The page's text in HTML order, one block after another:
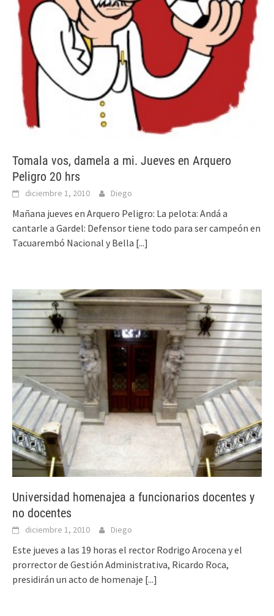
Tomala vos, damela a mi. Jueves en Arquero
Peligro 20 hrs
diciembre 1, 2010 Diego
Mañana jueves en Arquero Peligro: La pelota: Andá a
cantarle a Gardel: Defensor tiene todo para ser campeón en
Tacuarembó Nacional y Bella [...]
Universidad homenajea a funcionarios docentes y
no docentes
diciembre 1, 2010 Diego
Este jueves a las 19 horas el rector Rodrigo Arocena y el
prorrector de Gestión Administrativa, Ricardo Roca,
presidirán un acto de homenaje [...]